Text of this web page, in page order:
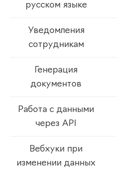
русском языке
Уведомления
сотрудникам
Генерация
документов
Работа с данными
через API
Вебхуки при
изменении данных